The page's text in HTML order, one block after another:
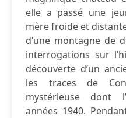
elle a passé une
mère froide et
d’une montagne de
interrogations sur
découverte d’un
les traces de
mystérieuse dont
années 1940.